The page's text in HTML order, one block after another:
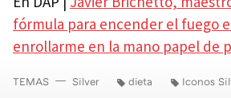
fórmula para encender el fuego
enrollarme en la mano papel de
TEMAS Silver dieta Iconos